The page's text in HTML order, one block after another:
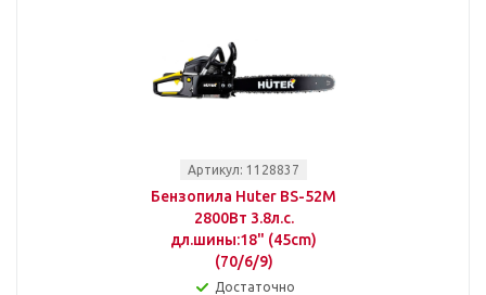
Артикул: 1128837
Бензопила Huter BS-52M
2800Вт 3.8л.с.
дл.шины:18" (45cm)
(70/6/9)
Достаточно